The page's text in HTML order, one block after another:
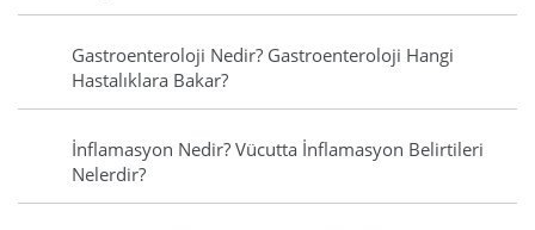
Gastroenteroloji Nedir? Gastroenteroloji Hangi
Hastalıklara Bakar?
İnflamasyon Nedir? Vücutta İnflamasyon Belirtileri
Nelerdir?